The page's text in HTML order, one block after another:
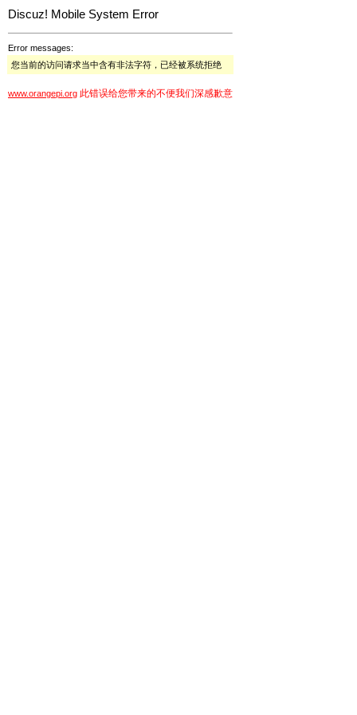
Discuz! Mobile System Error
Error messages:
您当前的访问请求当中含有非法字符，已经被系统拒绝
www.orangepi.org 此错误给您带来的不便我们深感歉意